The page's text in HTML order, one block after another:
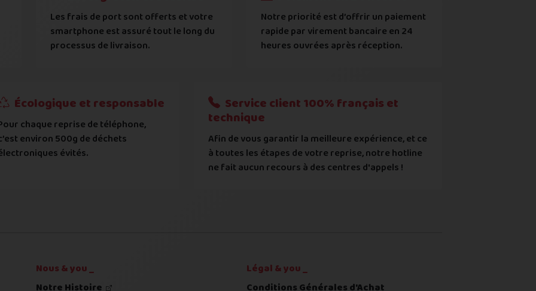
dans l'état dans lequel vous l'avez décrit ci-dessus !
de votre appareil :
vérifié par notre atelier
et l'état expertisé fera l'objet d'une contre-offre ou du renvoi du produit
d'identité sera effectuée
jailbreakés ou rootés / black et greylistés / non européens ou contrefaits
d'achat
Les frais de port sont offerts et votre
smartphone est assuré tout le long du
processus de livraison.
Notre priorité est d’offrir un paiement
rapide par virement bancaire en 24
heures ouvrées après réception.
Écologique et responsable
chaque reprise de téléphone,
environ 500g de déchets
évités.
Service client 100% français et
technique
Afin de vous garantir la meilleure expérience, et ce
à toutes les étapes de votre reprise, notre hotline
ne fait aucun recours à des centres d'appels !
Nous & you _
Notre Histoire
Légal & you _
Conditions Générales d'Achat